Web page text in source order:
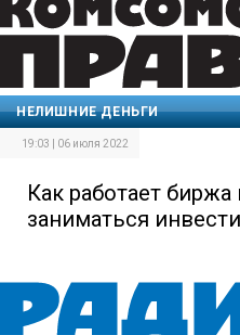
НЕЛИШНИЕ ДЕНЬГИ
19:03 | 06 июля 2022
Как работает
заниматься